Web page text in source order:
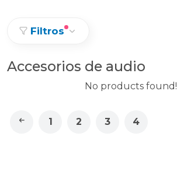
Filtros
Accesorios de audio
No products found!
1 2 3 4